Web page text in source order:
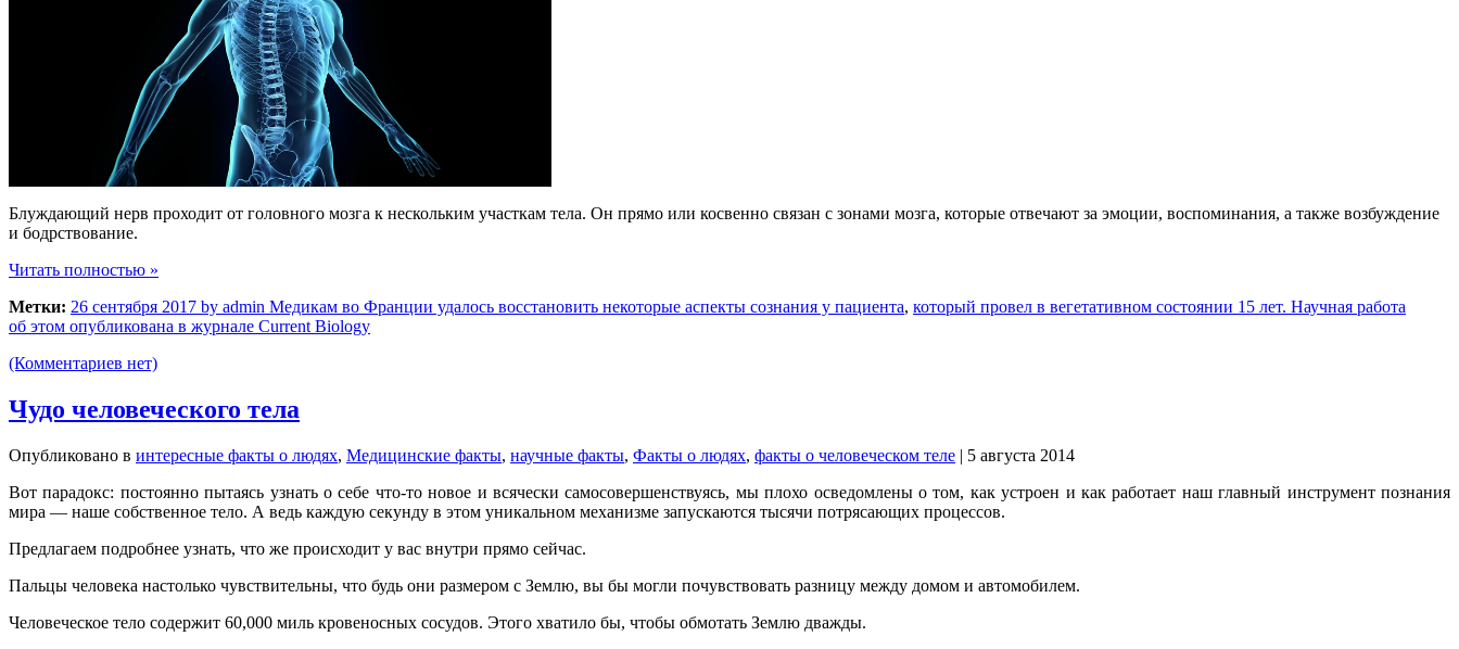
Блуждающий нерв проходит от головного мозга к нескольким участкам тела. Он прямо или косвенно связан с зонами мозга, которые отвечают за эмоции, воспоминания, а также возбуждение
и бодрствование.
Читать полностью »
Метки: 26 сентября 2017 by admin Медикам во Франции удалось восстановить некоторые аспекты сознания у пациента, который провел в вегетативном состоянии 15 лет. Научная работа
об этом опубликована в журнале Current Biology
(Комментариев нет)
Чудо человеческого тела
Опубликовано в интересные факты о людях, Медицинские факты, научные факты, Факты о людях, факты о человеческом теле | 5 августа 2014
Вот парадокс: постоянно пытаясь узнать о себе что-то новое и всячески самосовершенствуясь, мы плохо осведомлены о том, как устроен и как работает наш главный инструмент познания
мира — наше собственное тело. А ведь каждую секунду в этом уникальном механизме запускаются тысячи потрясающих процессов.
Предлагаем подробнее узнать, что же происходит у вас внутри прямо сейчас.
Пальцы человека настолько чувствительны, что будь они размером с Землю, вы бы могли почувствовать разницу между домом и автомобилем.
Человеческое тело содержит 60,000 миль кровеносных сосудов. Этого хватило бы, чтобы обмотать Землю дважды.